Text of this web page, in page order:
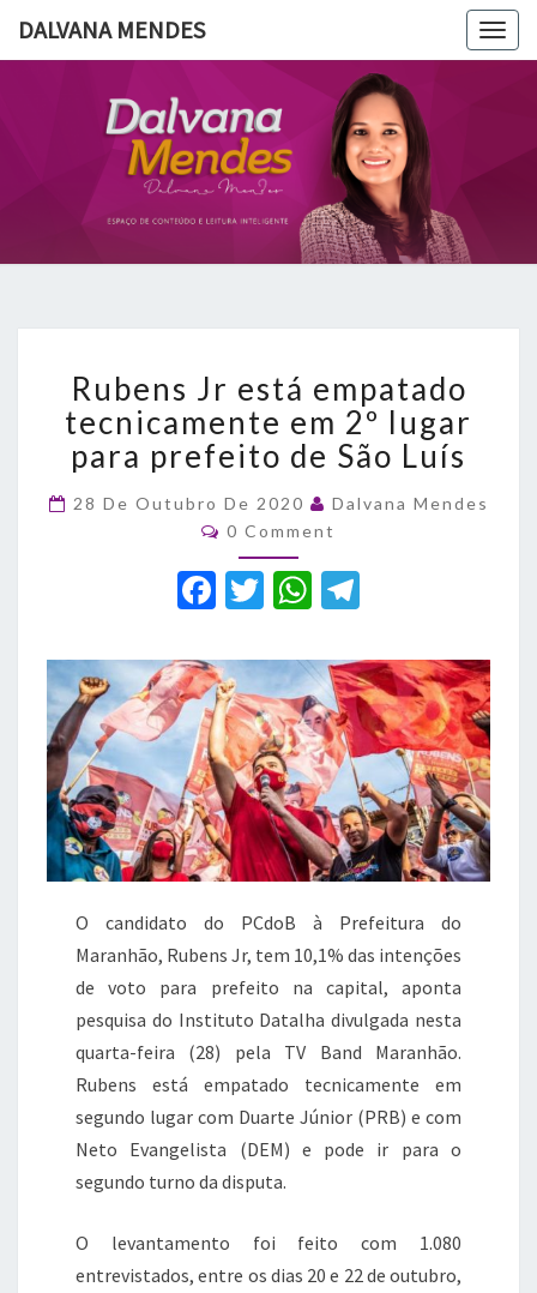
DALVANA MENDES
DALVANA
MENDES
Espaço De
Conteúdo
E Leitura
Inteligente
Jr
está
empatado
tecnicamente
em
lugar
para
prefeito
Luís
Rubens Jr está empatado
tecnicamente em 2º lugar
para prefeito de São Luís
28 De Outubro De 2020
Dalvana Mendes
Comments
0 Comment
F
c
e
b
o
o
k
T
it
te
r
W
at
s
A
p
p
e
gr
a
m
O candidato do PCdoB à Prefeitura do
Maranhão, Rubens Jr, tem 10,1% das intenções
de voto para prefeito na capital, aponta
pesquisa do Instituto Datalha divulgada nesta
quarta-feira (28) pela TV Band Maranhão.
Rubens está empatado tecnicamente em
segundo lugar com Duarte Júnior (PRB) e com
Neto Evangelista (DEM) e pode ir para o
segundo turno da disputa.
O levantamento foi feito com 1.080
entrevistados, entre os dias 20 e 22 de outubro,